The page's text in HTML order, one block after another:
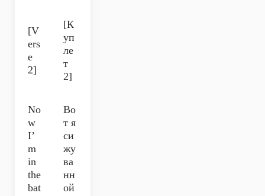
[V
ers
e
2]
[К
уп
ле
т
2]
No
w
I’
m
in
the
bat
Во
т я
си
жу
ва
нн
ой